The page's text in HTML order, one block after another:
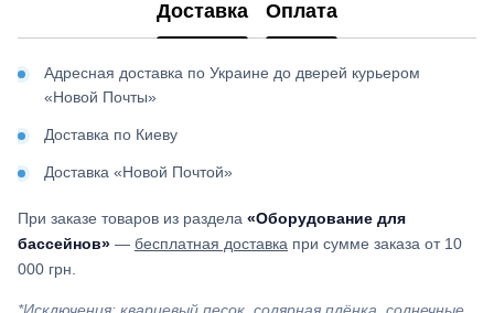
Доставка Оплата
Адресная доставка по Украине до дверей курьером
«Новой Почты»
Доставка по Киеву
Доставка «Новой Почтой»
При заказе товаров из раздела «Оборудование для
бассейнов» — бесплатная доставка при сумме заказа от 10
000 грн.
*Исключения: кварцевый песок, солярная плёнка, солнечные